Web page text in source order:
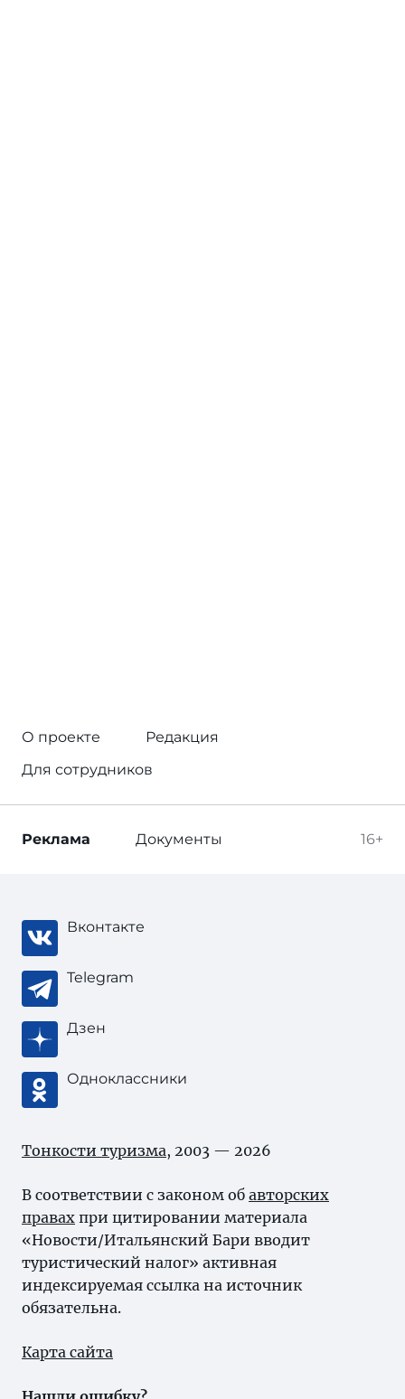
О проекте
Редакция
Для сотрудников
16+
Реклама Документы
Вконтакте
Telegram
Дзен
Одноклассники
Тонкости туризма, 2003 — 2026
В соответствии с законом об авторских
правах при цитировании материала
«Новости/Итальянский Бари вводит
туристический налог» активная
индексируемая ссылка на источник
обязательна.
Карта сайта